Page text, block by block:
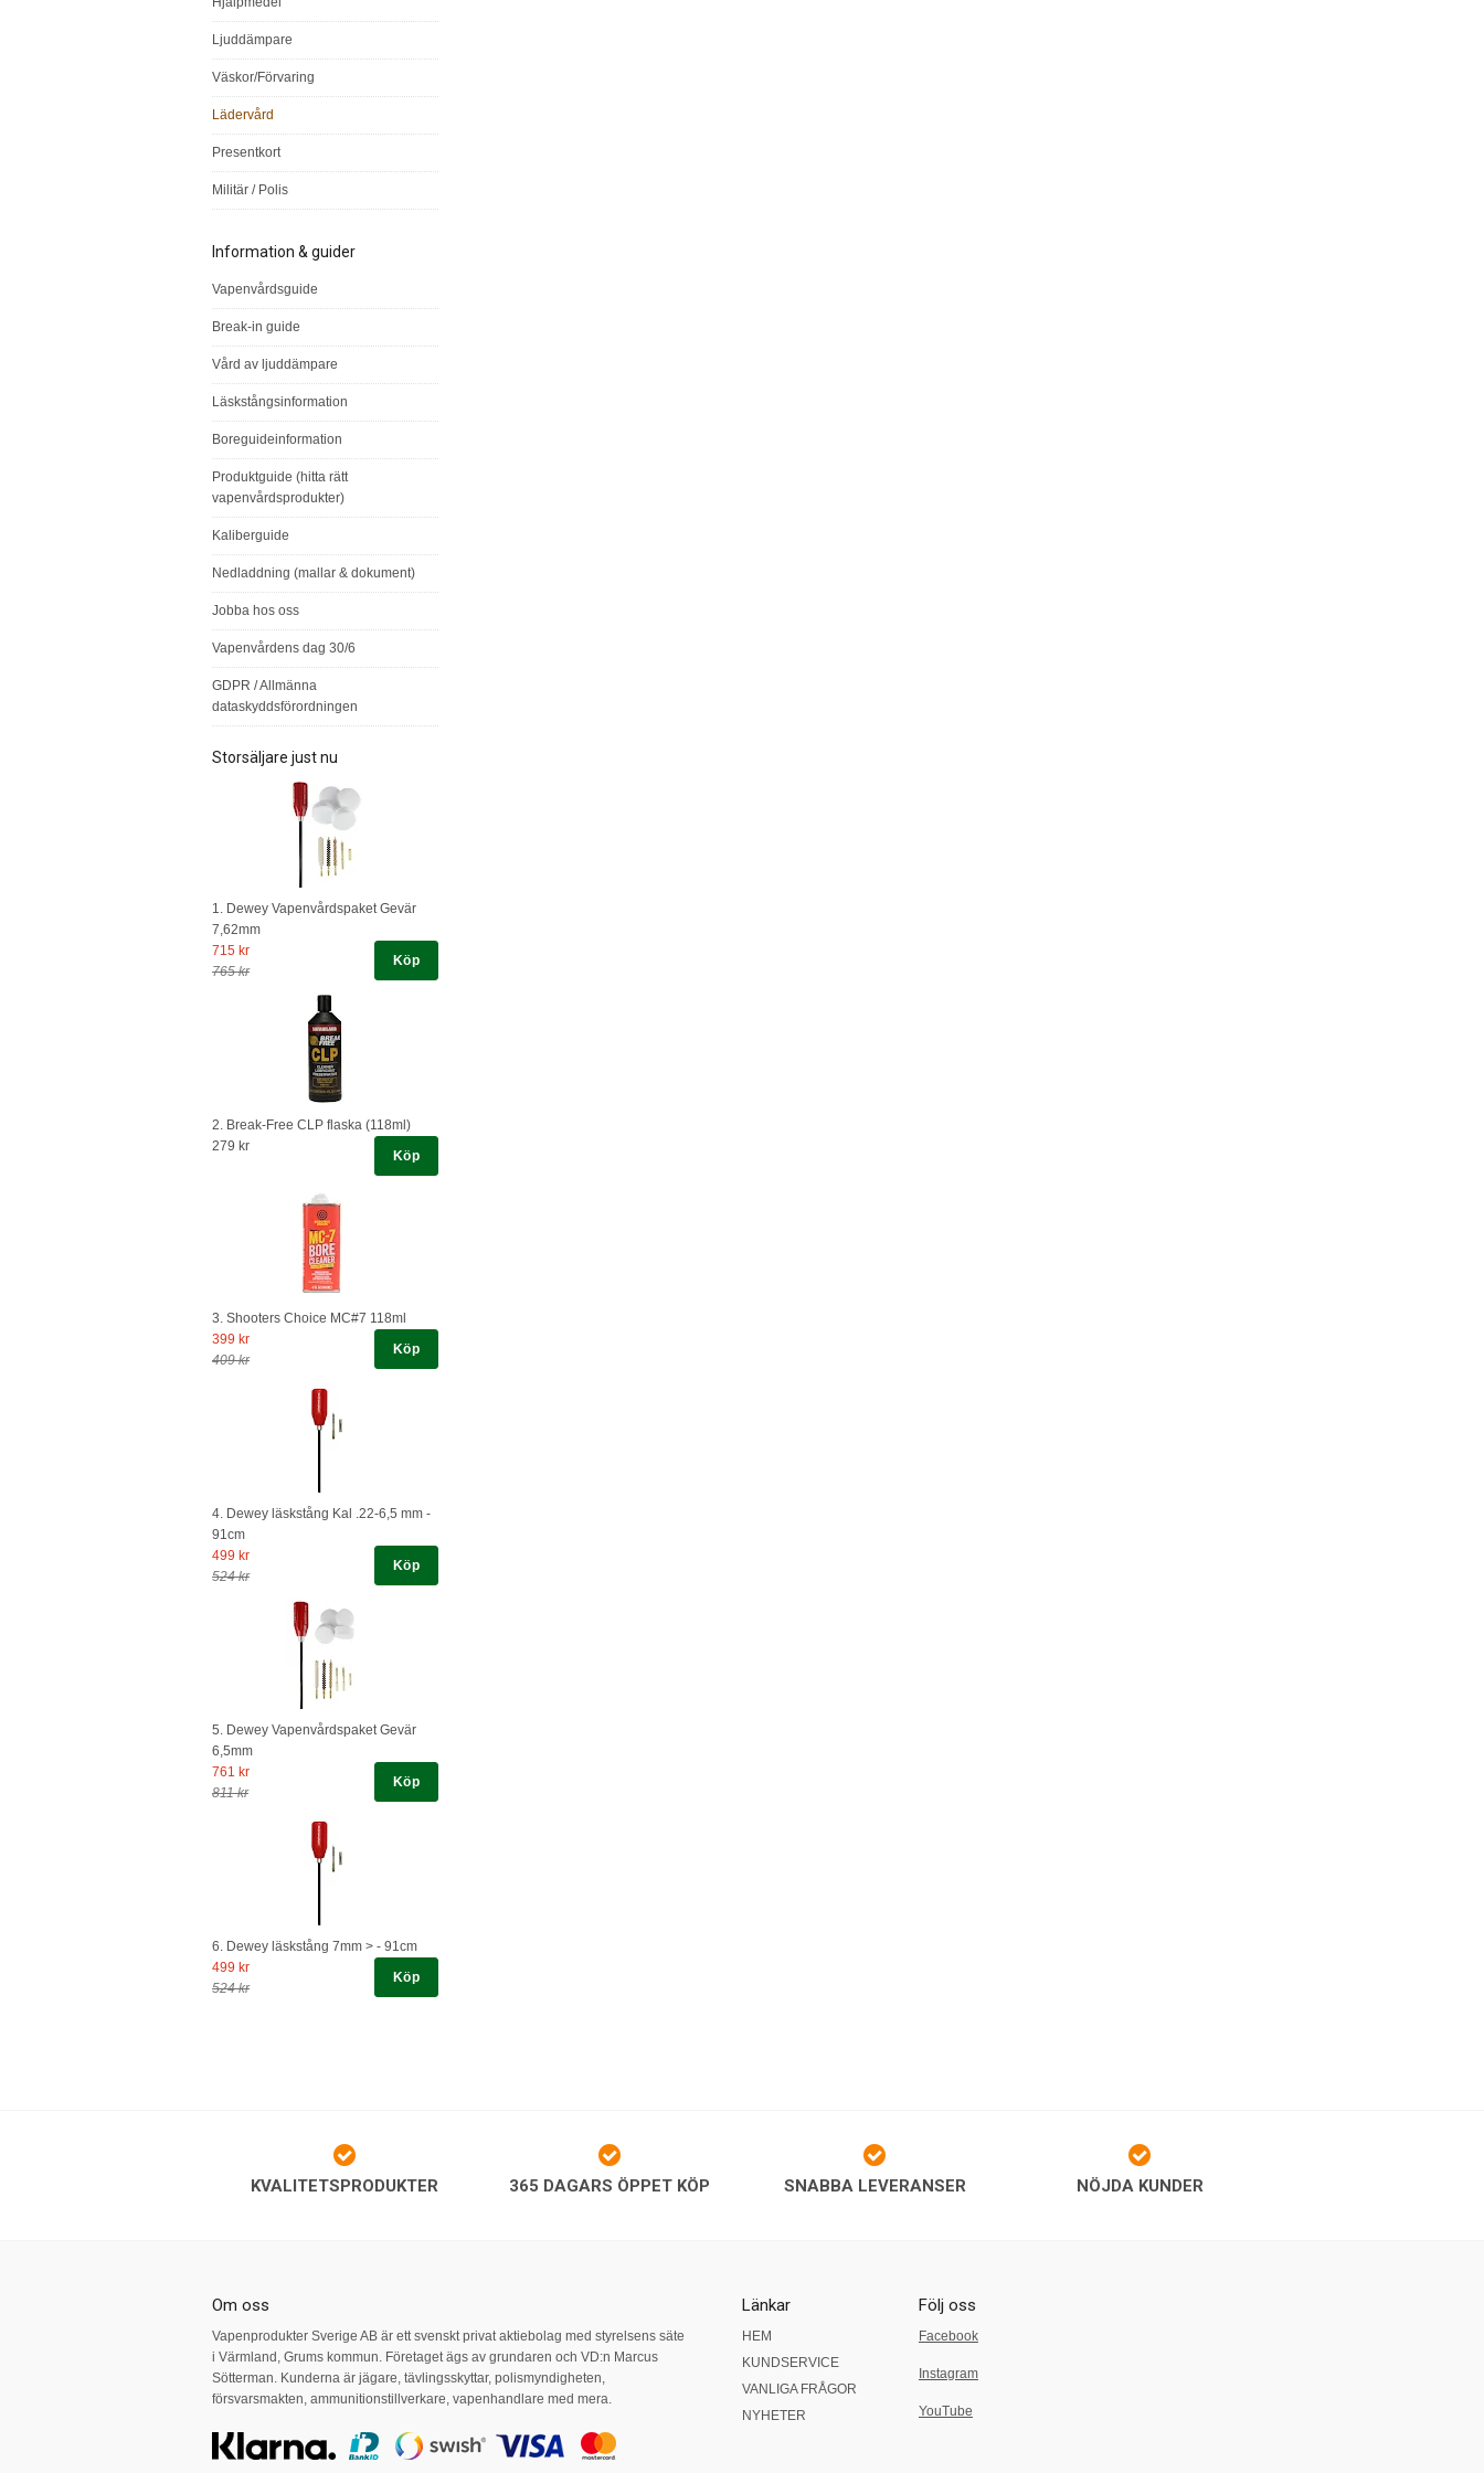
Ljuddämpare
Väskor/Förvaring
Lädervård
Presentkort
Militär / Polis
Information & guider
Vapenvårdsguide
Break-in guide
Vård av ljuddämpare
Läskstångsinformation
Boreguideinformation
Produktguide (hitta rätt
vapenvårdsprodukter)
Kaliberguide
Nedladdning (mallar & dokument)
Jobba hos oss
Vapenvårdens dag 30/6
GDPR / Allmänna
dataskyddsförordningen
Storsäljare just nu
1. Dewey Vapenvårdspaket Gevär
7,62mm
715 kr
765 kr
Köp
2. Break-Free CLP flaska (118ml)
279 kr
Köp
3. Shooters Choice MC#7 118ml
399 kr
409 kr
Köp
4. Dewey läskstång Kal .22-6,5 mm -
91cm
499 kr
524 kr
Köp
5. Dewey Vapenvårdspaket Gevär
6,5mm
761 kr
811 kr
Köp
6. Dewey läskstång 7mm > - 91cm
499 kr
524 kr
Köp
KVALITETSPRODUKTER 365 DAGARS ÖPPET KÖP SNABBA LEVERANSER NÖJDA KUNDER
Om oss
Vapenprodukter Sverige AB är ett svenskt privat aktiebolag med styrelsens säte
i Värmland, Grums kommun. Företaget ägs av grundaren och VD:n Marcus
Sötterman. Kunderna är jägare, tävlingsskyttar, polismyndigheten,
försvarsmakten, ammunitionstillverkare, vapenhandlare med mera.
Länkar
HEM
KUNDSERVICE
VANLIGA FRÅGOR
NYHETER
Följ oss
Facebook
Instagram
YouTube